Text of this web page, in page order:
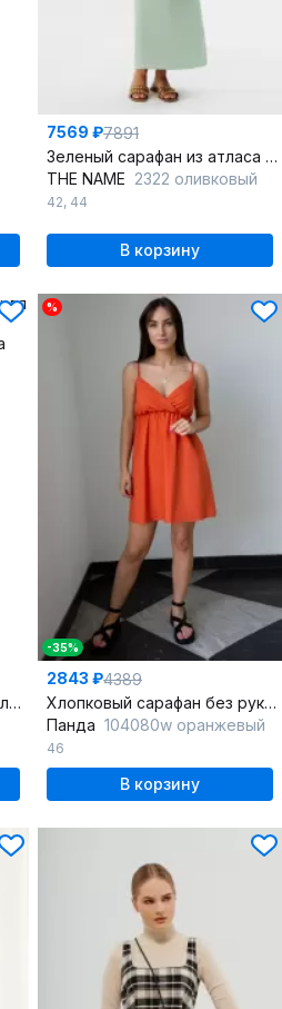
7569 ₽7891
Зеленый сарафан из атласа свободного кроя
THE NAME 2322 оливковый
42, 44
В корзину
Черный сарафан из текстиля с съемным верхом для деловых и casual тем
%
-35%
2843 ₽4389
Хлопковый сарафан без рукавов мини с поясом
Панда 104080w оранжевый
46
В корзину